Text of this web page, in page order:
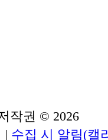
작권 © 2026
| 수집 시 알림(캘